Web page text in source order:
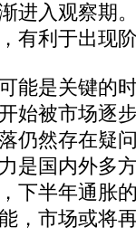
进入观察期
有利于出现
是关键的
始被市场逐
仍然存在疑
是国内外多
下半年通胀
，市场或将